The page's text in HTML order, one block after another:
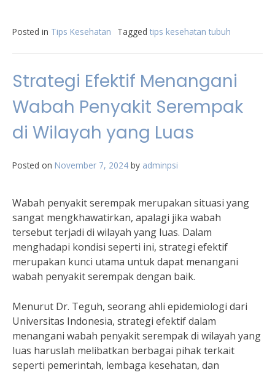
Posted in Tips Kesehatan Tagged tips kesehatan tubuh
Strategi Efektif Menangani
Wabah Penyakit Serempak
di Wilayah yang Luas
Posted on November 7, 2024 by adminpsi
Wabah penyakit serempak merupakan situasi yang
sangat mengkhawatirkan, apalagi jika wabah
tersebut terjadi di wilayah yang luas. Dalam
menghadapi kondisi seperti ini, strategi efektif
merupakan kunci utama untuk dapat menangani
wabah penyakit serempak dengan baik.
Menurut Dr. Teguh, seorang ahli epidemiologi dari
Universitas Indonesia, strategi efektif dalam
menangani wabah penyakit serempak di wilayah yang
luas haruslah melibatkan berbagai pihak terkait
seperti pemerintah, lembaga kesehatan, dan